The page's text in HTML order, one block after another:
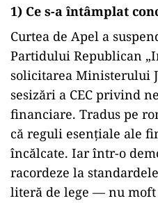
1) Ce s-a întâmplat
Curtea de Apel a
Partidului Republican
solicitarea Ministerului
sesizări a CEC privind
financiare. Tradus pe
că reguli esențiale ale
încălcate. Iar într-o
racordeze la
literă de lege — nu